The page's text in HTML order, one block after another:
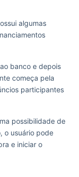
algumas
banco e depois
começa pela
participantes
possibilidade de
o usuário pode
e iniciar o